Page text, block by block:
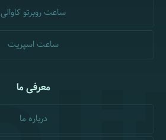
ساعت روبرتو کاوالی
ساعت اسپریت
معرفی ما
درباره ما